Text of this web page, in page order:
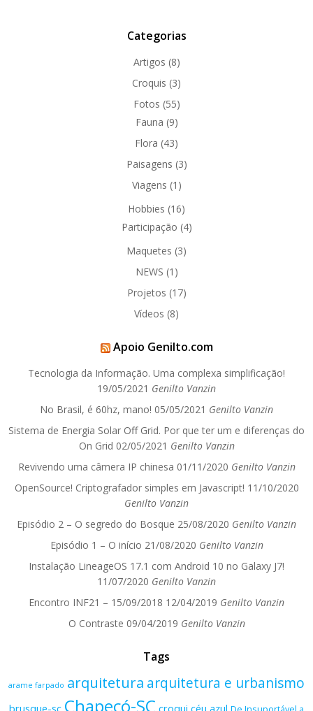
Categorias
Artigos (8)
Croquis (3)
Fotos (55)
Fauna (9)
Flora (43)
Paisagens (3)
Viagens (1)
Hobbies (16)
Participação (4)
Maquetes (3)
NEWS (1)
Projetos (17)
Vídeos (8)
Apoio Genilto.com
Tecnologia da Informação. Uma complexa simplificação!
19/05/2021 Genilto Vanzin
No Brasil, é 60hz, mano! 05/05/2021 Genilto Vanzin
Sistema de Energia Solar Off Grid. Por que ter um e diferenças do
On Grid 02/05/2021 Genilto Vanzin
Revivendo uma câmera IP chinesa 01/11/2020 Genilto Vanzin
OpenSource! Criptografador simples em Javascript! 11/10/2020
Genilto Vanzin
Episódio 2 – O segredo do Bosque 25/08/2020 Genilto Vanzin
Episódio 1 – O início 21/08/2020 Genilto Vanzin
Instalação LineageOS 17.1 com Android 10 no Galaxy J7!
11/07/2020 Genilto Vanzin
Encontro INF21 – 15/09/2018 12/04/2019 Genilto Vanzin
O Contraste 09/04/2019 Genilto Vanzin
Tags
arame farpado arquitetura arquitetura e urbanismo
brusque-sc Chapecó-SC croqui céu azul